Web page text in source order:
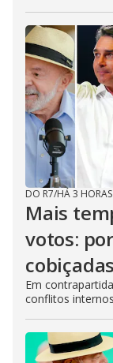
DO R7/HÁ 3 HORAS
Mais
votos:
Em
conflitos